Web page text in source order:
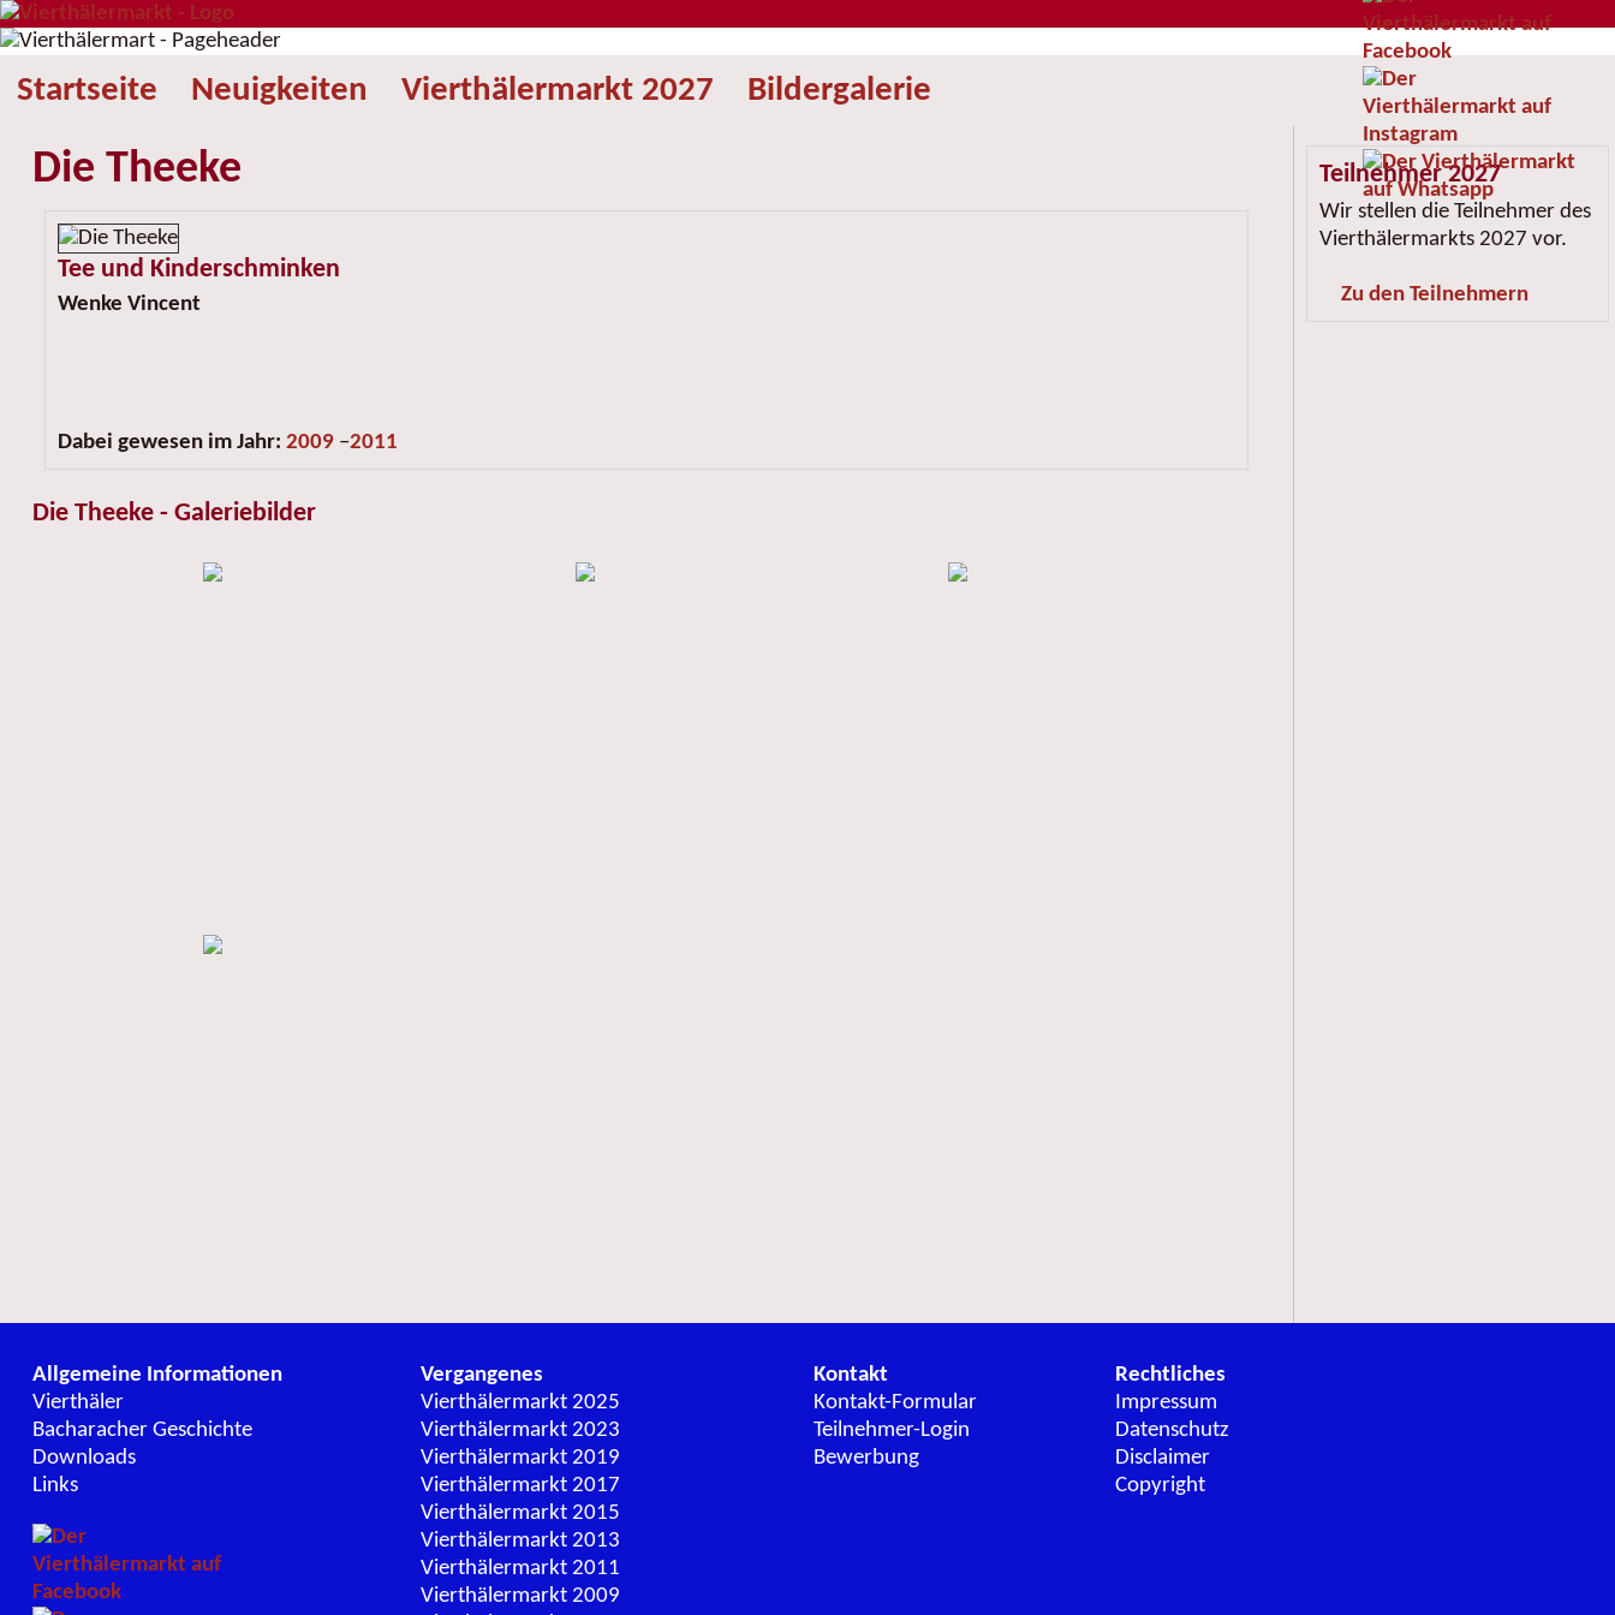
Startseite Neuigkeiten Vierthälermarkt 2027 Bildergalerie
Die Theeke
Tee und Kinderschminken
Wenke Vincent
Dabei gewesen im Jahr: 2009–2011
Die Theeke - Galeriebilder
Teilnehmer 2027
Wir stellen die Teilnehmer des
Vierthälermarkts 2027 vor.
Zu den Teilnehmern
Allgemeine Informationen
Vierthäler
Bacharacher Geschichte
Downloads
Links
Vergangenes
Vierthälermarkt 2025
Vierthälermarkt 2023
Vierthälermarkt 2019
Vierthälermarkt 2017
Vierthälermarkt 2015
Vierthälermarkt 2013
Vierthälermarkt 2011
Vierthälermarkt 2009
Kontakt
Kontakt-Formular
Teilnehmer-Login
Bewerbung
Rechtliches
Impressum
Datenschutz
Disclaimer
Copyright